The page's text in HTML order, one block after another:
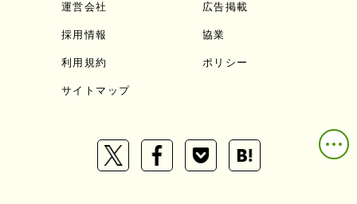
運営会社 広告掲載
採用情報 協業
利用規約 ポリシー
サイトマップ